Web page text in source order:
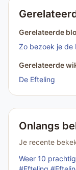
Gerelateerde
Zo bezoek je de
Gerelateerde
De Efteling
Onlangs
Je recente
Weer 10